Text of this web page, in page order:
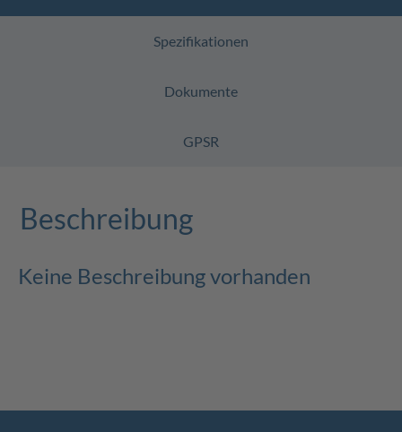
Spezifikationen
Dokumente
GPSR
Beschreibung
Keine Beschreibung vorhanden